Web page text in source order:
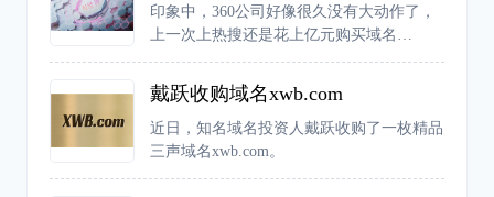
印象中，360公司好像很久没有大动作了，
上一次上热搜还是花上亿元购买域名
司推出了一款元宇宙产品“N世界”。据介
绍，“N世界”是新一代的兴趣元宇宙，主要
由一个个“兴趣世界”构成，在这个平台中人
人都可以创建自己的世界。
戴跃收购域名xwb.com
近日，知名域名投资人戴跃收购了一枚精品
三声域名xwb.com。